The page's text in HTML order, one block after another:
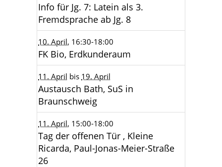
Info für Jg. 7: Latein als 3.
Fremdsprache ab Jg. 8
10. April, 16:30-18:00
FK Bio, Erdkunderaum
11. April bis 19. April
Austausch Bath, SuS in
Braunschweig
11. April, 15:00-18:00
Tag der offenen Tür , Kleine
Ricarda, Paul-Jonas-Meier-Straße
26